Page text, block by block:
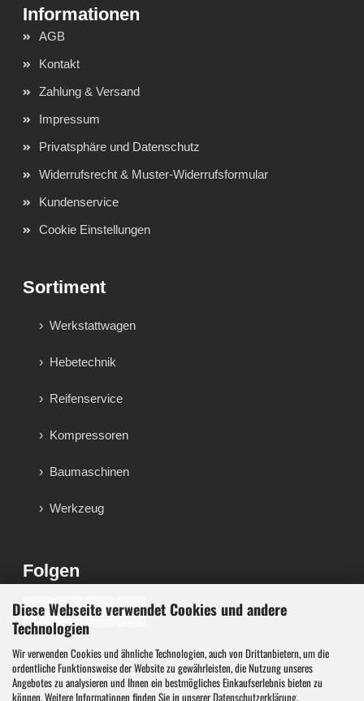
Diese Webseite verwendet Cookies und andere
Technologien
Wir verwenden Cookies und ähnliche Technologien, auch von Drittanbietern, um die
ordentliche Funktionsweise der Website zu gewährleisten, die Nutzung unseres
Angebotes zu analysieren und Ihnen ein bestmögliches Einkaufserlebnis bieten zu
können. Weitere Informationen finden Sie in unsererDatenschutzerklärung.
AGB
Kontakt
Zahlung & Versand
Impressum
Privatsphäre und Datenschutz
Widerrufsrecht & Muster-Widerrufsformular
Kundenservice
Cookie Einstellungen
Sortiment
Werkstattwagen
Hebetechnik
Reifenservice
Kompressoren
Baumaschinen
Werkzeug
Folgen
♪
Werkzeug, Maschinen und Werkstattausstattung für
Werkstatt, Garage, Handwerk und technische Betriebe.